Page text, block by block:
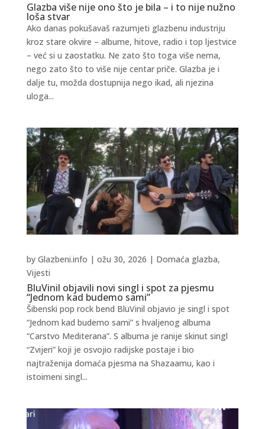
Glazba više nije ono što je bila – i to nije nužno
loša stvar
Ako danas pokušavaš razumjeti glazbenu industriju
kroz stare okvire – albume, hitove, radio i top ljestvice
– već si u zaostatku. Ne zato što toga više nema,
nego zato što to više nije centar priče. Glazba je i
dalje tu, možda dostupnija nego ikad, ali njezina
uloga...
BluVinil objavili novi singl i spot za pjesmu
“Jednom kad budemo sami”
by Glazbeni.info | ožu 30, 2026 | Domaća glazba,
Vijesti
Šibenski pop rock bend BluVinil objavio je singl i spot
“Jednom kad budemo sami” s hvaljenog albuma
“Carstvo Mediterana”. S albuma je ranije skinut singl
“Zvijeri” koji je osvojio radijske postaje i bio
najtraženija domaća pjesma na Shazaamu, kao i
istoimeni singl...